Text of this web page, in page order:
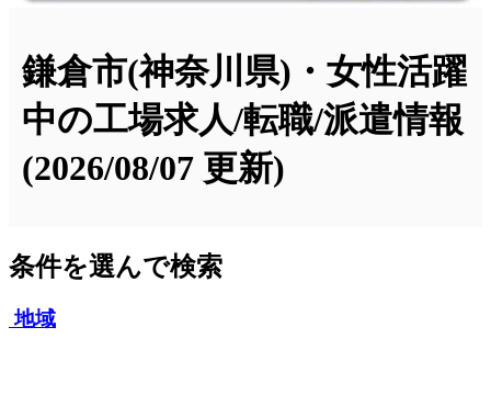
鎌倉市(神奈川県)・女性活躍
中の工場求人/転職/派遣情報
(2026/08/07 更新)
条件を選んで検索
地域